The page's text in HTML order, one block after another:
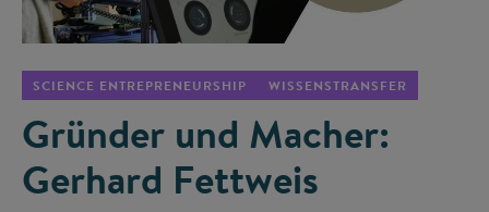
SCIENCE ENTREPRENEURSHIP WISSENSTRANSFER
Gründer und Macher:
Gerhard Fettweis